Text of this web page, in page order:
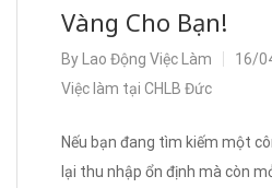
Vàng Cho Bạn!
By Lao Động Việc Làm
16/
Việc làm tại CHLB Đức
Nếu bạn đang tìm kiếm một
lại thu nhập ổn định mà còn